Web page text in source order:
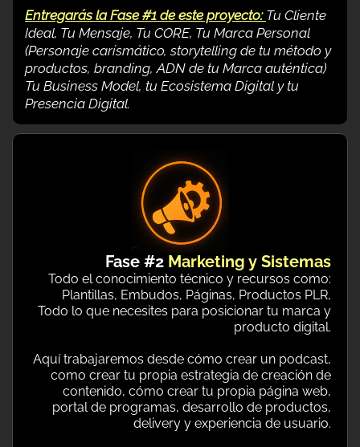
Entregarás la Fase #1 de este proyecto: Tu Cliente
Ideal, Tu Mensaje, Tu CORE, Tu Marca Personal
(Personaje carísmático, storytelling de tu método y
productos, branding, ADN de tu Marca auténtica)
Tu Business Model, tu Ecosistema Digital y tu
Presencia Digital.
Fase #2 Marketing y Sistemas
Todo el conocimiento técnico y recursos como:
Plantillas, Embudos, Páginas, Productos PLR,
Todo lo que necesites para posicionar tu marca y
producto digital.
Aquí trabajaremos desde cómo crear un podcast,
como crear tu propia estrategia de creación de
contenido, cómo crear tu propia página web,
portal de programas, desarrollo de productos,
delivery y experiencia de usuario.